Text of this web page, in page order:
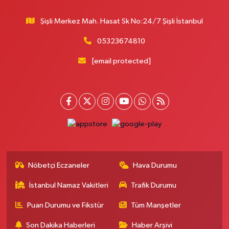
Siyavuşpaşa Mahallesi Adnan Kahveci Bulvarı 154 B MEMORIAL
Osmangazi Mahallesi Atayolu Caddesi 10C-D KAYA ÇİFTLİĞİ İLE KÖFTECİ
YUSUF ARASINDA, TARIM KOOPERATİF MARKETİ KARŞISI,SAAT KULESİNİN
0 (506) 466 78 60 Yol Tarifi Al
19 Mayıs Mahallesi Bayar Caddesi 55B Acıbadem Kozyatağı
100m Yukarısında)
Göksun Eczanesi
Şişli Merkez Mah. Hasat Sk No:24/7 Şişli İstanbul
05323674810
[email protected]
Nöbetçi Eczaneler Hava Durumu
İstanbul Namaz Vakitleri Trafik Durumu
Puan Durumu ve Fikstür Tüm Manşetler
Son Dakika Haberleri Haber Arşivi